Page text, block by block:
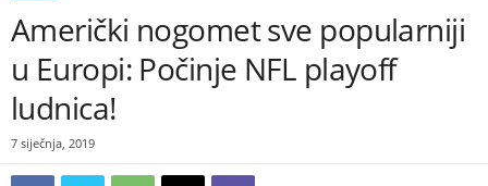
Američki nogomet sve popularniji
u Europi: Počinje NFL playoff
ludnica!
7 siječnja, 2019